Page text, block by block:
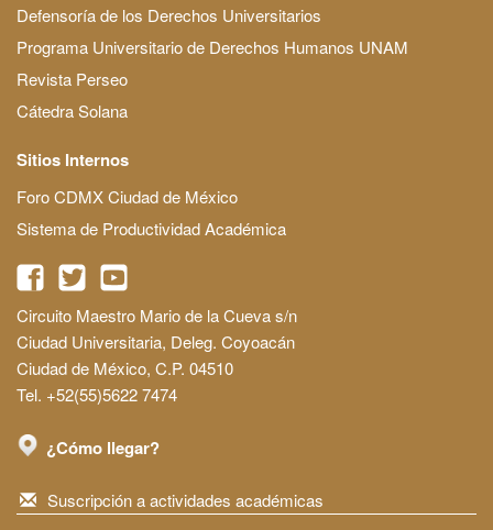
Defensoría de los Derechos Universitarios
Programa Universitario de Derechos Humanos UNAM
Revista Perseo
Cátedra Solana
Sitios Internos
Foro CDMX Ciudad de México
Sistema de Productividad Académica
Circuito Maestro Mario de la Cueva s/n
Ciudad Universitaria, Deleg. Coyoacán
Ciudad de México, C.P. 04510
Tel. +52(55)5622 7474
¿Cómo llegar?
Suscripción a actividades académicas